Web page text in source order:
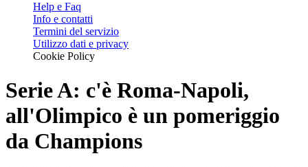
Help e Faq
Info e contatti
Termini del servizio
Utilizzo dati e privacy
Cookie Policy
Serie A: c'è Roma-Napoli,
all'Olimpico è un pomeriggio
da Champions